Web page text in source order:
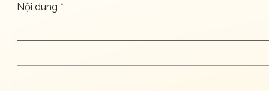
Nội dung *